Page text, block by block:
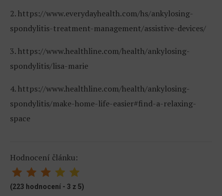
2. https://www.everydayhealth.com/hs/ankylosing-
spondylitis-treatment-management/assistive-devices/
3. https://www.healthline.com/health/ankylosing-
spondylitis/lisa-marie
4. https://www.healthline.com/health/ankylosing-
spondylitis/make-home-life-easier#find-a-relaxing-
space
Hodnocení článku:
(223 hodnocení - 3 z 5)